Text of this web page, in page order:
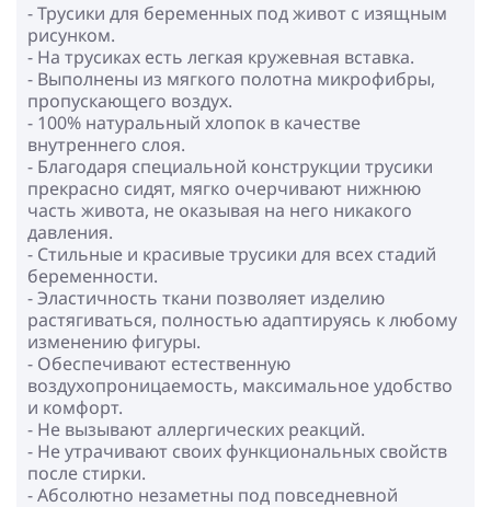
- Трусики для беременных под живот с изящным
рисунком.
- На трусиках есть легкая кружевная вставка.
- Выполнены из мягкого полотна микрофибры,
пропускающего воздух.
- 100% натуральный хлопок в качестве
внутреннего слоя.
- Благодаря специальной конструкции трусики
прекрасно сидят, мягко очерчивают нижнюю
часть живота, не оказывая на него никакого
давления.
- Стильные и красивые трусики для всех стадий
беременности.
- Эластичность ткани позволяет изделию
растягиваться, полностью адаптируясь к любому
изменению фигуры.
- Обеспечивают естественную
воздухопроницаемость, максимальное удобство
и комфорт.
- Не вызывают аллергических реакций.
- Не утрачивают своих функциональных свойств
после стирки.
- Абсолютно незаметны под повседневной